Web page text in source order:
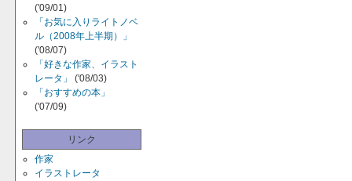
('09/01)
「お気に入りライトノベ
ル（2008年上半期）」
('08/07)
「好きな作家、イラスト
レータ」
('08/03)
「おすすめの本」
('07/09)
リンク
作家
イラストレータ